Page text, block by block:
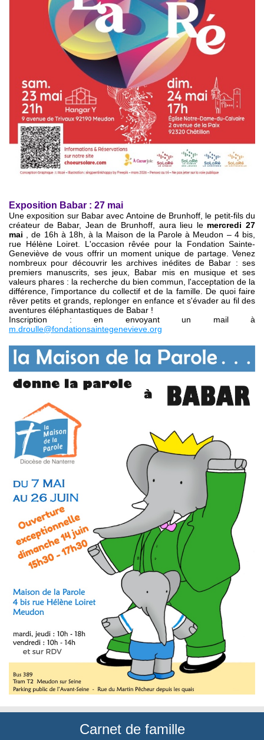
Exposition Babar : 27 mai
Une exposition sur Babar avec Antoine de Brunhoff, le petit-fils du
créateur de Babar, Jean de Brunhoff, aura lieu le mercredi 27
mai , de 16h à 18h, à la Maison de la Parole à Meudon – 4 bis,
rue Hélène Loiret. L'occasion rêvée pour la Fondation Sainte-
Geneviève de vous offrir un moment unique de partage. Venez
nombreux pour découvrir les archives inédites de Babar : ses
premiers manuscrits, ses jeux, Babar mis en musique et ses
valeurs phares : la recherche du bien commun, l'acceptation de la
différence, l'importance du collectif et de la famille. De quoi faire
rêver petits et grands, replonger en enfance et s'évader au fil des
aventures éléphantastiques de Babar !
Inscription : en envoyant un mail à
m.droulle@fondationsaintegenevieve.org
Carnet de famille